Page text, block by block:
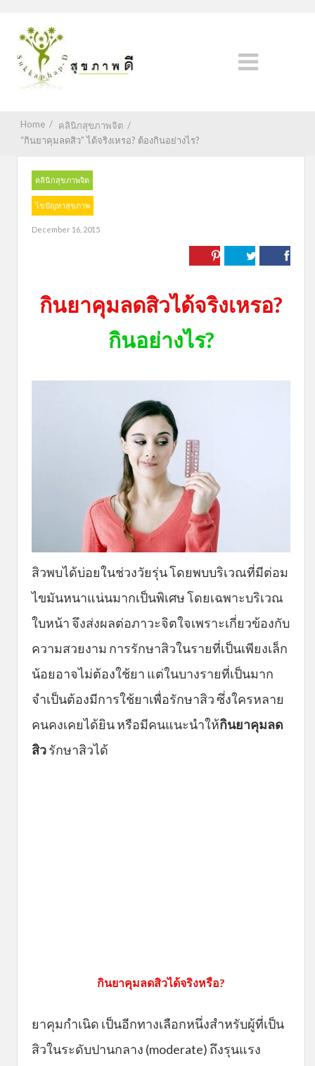
Home / คลินิกสุขภาพจิต /
“กินยาคุมลดสิว” ได้จริงเหรอ? ต้องกินอย่างไร?
คลินิกสุขภาพจิต
ไขปัญหาสุขภาพ
December 16, 2015
กินยาคุมลดสิวได้จริงเหรอ?
กินอย่างไร?
สิวพบได้บ่อยในช่วงวัยรุ่น โดยพบบริเวณที่มีต่อม
ไขมันหนาแน่นมากเป็นพิเศษ โดยเฉพาะบริเวณ
ใบหน้า จึงส่งผลต่อภาวะจิตใจเพราะเกี่ยวข้องกับ
ความสวยงาม การรักษาสิวในรายที่เป็นเพียงเล็ก
น้อยอาจไม่ต้องใช้ยา แต่ในบางรายที่เป็นมาก
จำเป็นต้องมีการใช้ยาเพื่อรักษาสิว ซึ่งใครหลาย
คนคงเคยได้ยิน หรือมีคนแนะนำให้กินยาคุมลด
สิวรักษาสิวได้
กินยาคุมลดสิวได้จริงหรือ?
ยาคุมกำเนิด เป็นอีกทางเลือกหนึ่งสำหรับผู้ที่เป็น
สิวในระดับปานกลาง (moderate) ถึงรุนแรง